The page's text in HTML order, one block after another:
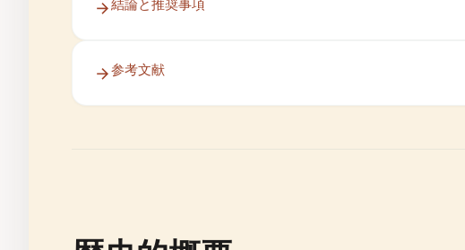
結論と推奨事項
参考文献